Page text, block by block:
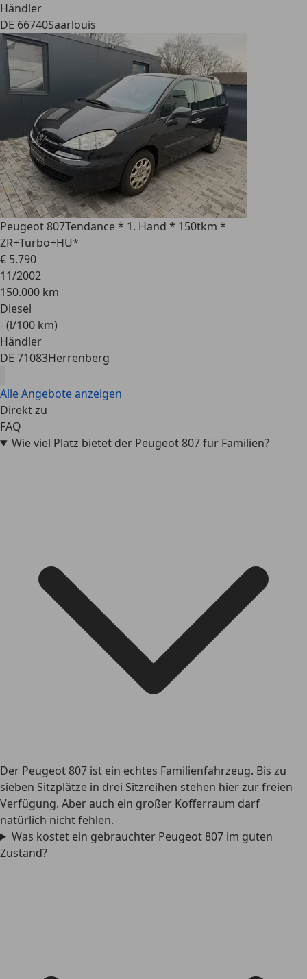
Händler
DE 66740Saarlouis
Peugeot 807Tendance * 1. Hand * 150tkm *
ZR+Turbo+HU*
€ 5.790
11/2002
150.000 km
Diesel
- (l/100 km)
Händler
DE 71083Herrenberg
Alle Angebote anzeigen
Direkt zu
FAQ
Wie viel Platz bietet der Peugeot 807 für Familien?
Der Peugeot 807 ist ein echtes Familienfahrzeug. Bis zu
sieben Sitzplätze in drei Sitzreihen stehen hier zur freien
Verfügung. Aber auch ein großer Kofferraum darf
natürlich nicht fehlen.
Was kostet ein gebrauchter Peugeot 807 im guten
Zustand?